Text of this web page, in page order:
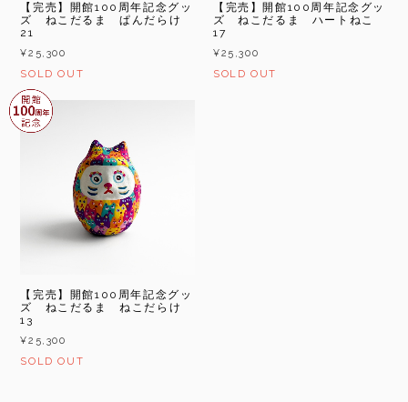
【完売】開館100周年記念グッ
ズ ねこだるま ぱんだらけ
21
¥25,300
SOLD OUT
【完売】開館100周年記念グッ
ズ ねこだるま ハートねこ
17
¥25,300
SOLD OUT
【完売】開館100周年記念グッ
ズ ねこだるま ねこだらけ
13
¥25,300
SOLD OUT